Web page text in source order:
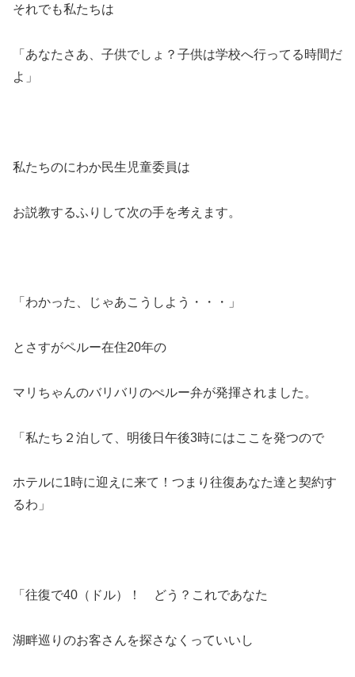
それでも私たちは
「あなたさあ、子供でしょ？子供は学校へ行ってる時間だ
よ」
私たちのにわか民生児童委員は
お説教するふりして次の手を考えます。
「わかった、じゃあこうしよう・・・」
とさすがペルー在住20年の
マリちゃんのバリバリのぺルー弁が発揮されました。
「私たち２泊して、明後日午後3時にはここを発つので
ホテルに1時に迎えに来て！つまり往復あなた達と契約す
るわ」
「往復で40（ドル）！ どう？これであなた
湖畔巡りのお客さんを探さなくっていいし